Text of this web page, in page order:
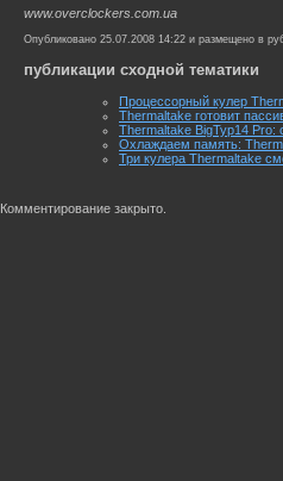
www.overclockers.com.ua
Опубликовано 25.07.2008 14:22 и размещено в
публикации сходной тематики
Процессорный кулер
Thermaltake готовит
Thermaltake BigTyp14 Pro:
Охлаждаем память:
Три кулера Thermaltake
Комментирование закрыто.